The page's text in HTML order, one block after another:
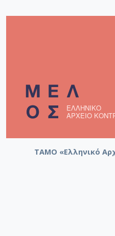
ΤΑΜΟ «Ελληνικό